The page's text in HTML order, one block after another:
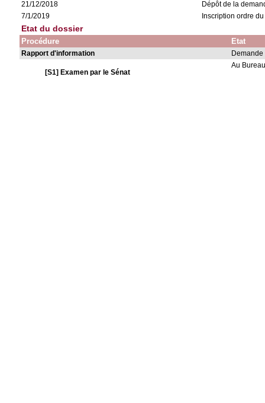
21/12/2018
Dépôt de la
7/1/2019
Inscription ordre
Etat du dossier
Procédure Etat
Rapport d'information
[S1] Examen par le Sénat
Au